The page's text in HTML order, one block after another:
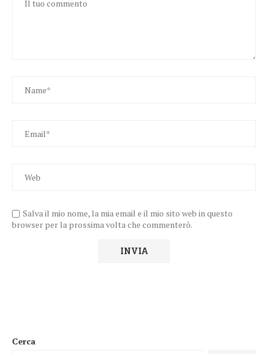
Salva il mio nome, la mia email e il mio sito web in questo
browser per la prossima volta che commenterò.
Cerca